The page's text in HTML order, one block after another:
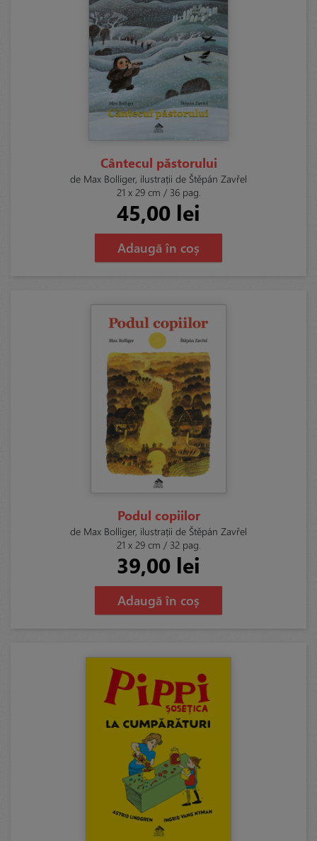
Cântecul păstorului
de Max Bolliger, ilustrații de Štěpán Zavřel
21 x 29 cm / 36 pag.
45,00 lei
Adaugă în coș
Podul copiilor
de Max Bolliger, ilustrații de Štěpán Zavřel
21 x 29 cm / 32 pag.
39,00 lei
Adaugă în coș